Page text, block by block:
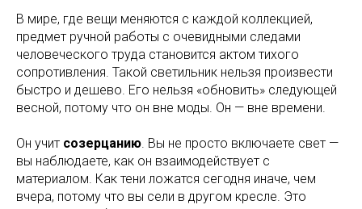
В мире, где вещи меняются с каждой коллекцией,
предмет ручной работы с очевидными следами
человеческого труда становится актом тихого
сопротивления. Такой светильник нельзя произвести
быстро и дешево. Его нельзя «обновить» следующей
весной, потому что он вне моды. Он — вне времени.
Он учит созерцанию. Вы не просто включаете свет —
вы наблюдаете, как он взаимодействует с
материалом. Как тени ложатся сегодня иначе, чем
вчера, потому что вы сели в другом кресле. Это